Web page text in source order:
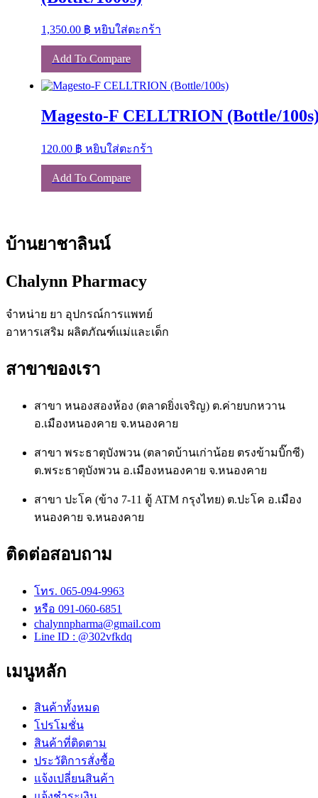
1,350.00 ฿ หยิบใส่ตะกร้า
Add To Compare
Magesto-F CELLTRION (Bottle/
120.00 ฿ หยิบใส่ตะกร้า
Add To Compare
บ้านยาชาลินน์
Chalynn Pharmacy
จำหน่าย ยา อุปกรณ์การแพทย์
อาหารเสริม ผลิตภัณฑ์แม่และเด็ก
สาขาของเรา
สาขา หนองสองห้อง (ตลาดยิ่งเจริญ) ต.ค่ายบกหวาน
อ.เมืองหนองคาย จ.หนองคาย
สาขา พระธาตุบังพวน (ตลาดบ้านเก่าน้อย ตรงข้ามบิ๊กซี)
ต.พระธาตุบังพวน อ.เมืองหนองคาย จ.หนองคาย
สาขา ปะโค (ข้าง 7-11 ตู้ ATM กรุงไทย) ต.ปะโค อ.เมือง
หนองคาย จ.หนองคาย
ติดต่อสอบถาม
โทร. 065-094-9963
หรือ 091-060-6851
chalynnpharma@gmail.com
Line ID : @302vfkdq
เมนูหลัก
สินค้าทั้งหมด
โปรโมชั่น
สินค้าที่ติดตาม
ประวัติการสั่งซื้อ
แจ้งเปลี่ยนสินค้า